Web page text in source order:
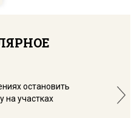
остановить
на участках